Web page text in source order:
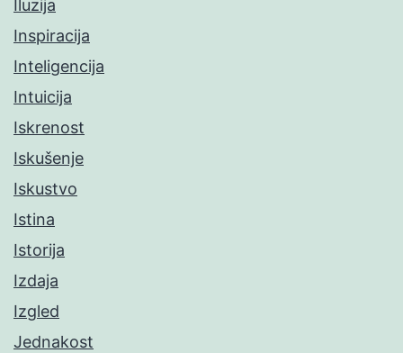
Iluzija
Inspiracija
Inteligencija
Intuicija
Iskrenost
Iskušenje
Iskustvo
Istina
Istorija
Izdaja
Izgled
Jednakost